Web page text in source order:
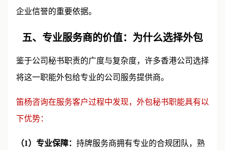
企业信誉的重要依据。
五、专业服务商的价值：为什么选择外包
鉴于公司秘书职责的广度与复杂度，许多香港公司选择
将这一职能外包给专业的公司服务提供商。
笛杨咨询在服务客户过程中发现，外包秘书职能具有以
下优势：
（1）专业保障： 持牌服务商拥有专业的合规团队，熟